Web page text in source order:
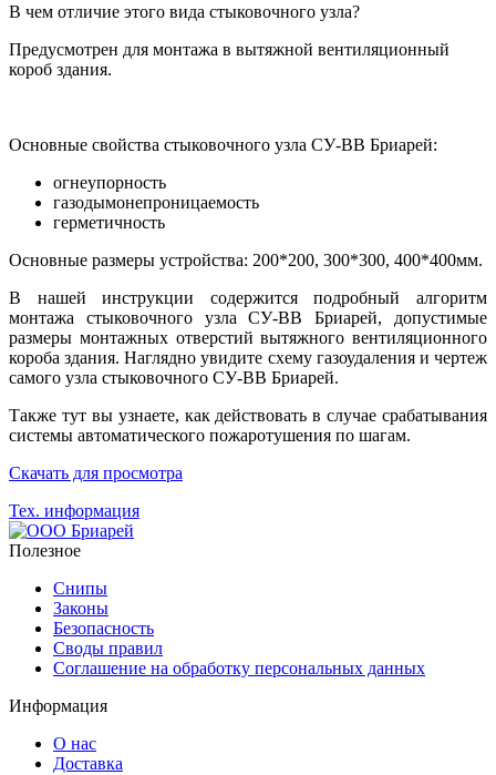
В чем отличие этого вида стыковочного узла?
Предусмотрен для монтажа в вытяжной вентиляционный
короб здания.
Основные свойства стыковочного узла СУ-ВВ Бриарей:
огнеупорность
газодымонепроницаемость
герметичность
Основные размеры устройства: 200*200, 300*300, 400*400мм.
В нашей инструкции содержится подробный алгоритм
монтажа стыковочного узла СУ-ВВ Бриарей, допустимые
размеры монтажных отверстий вытяжного вентиляционного
короба здания. Наглядно увидите схему газоудаления и чертеж
самого узла стыковочного СУ-ВВ Бриарей.
Также тут вы узнаете, как действовать в случае срабатывания
системы автоматического пожаротушения по шагам.
Скачать для просмотра
Тех. информация
Полезное
Снипы
Законы
Безопасность
Своды правил
Соглашение на обработку персональных данных
Информация
О нас
Доставка